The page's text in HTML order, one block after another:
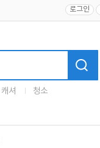
로그인
캐셔 청소